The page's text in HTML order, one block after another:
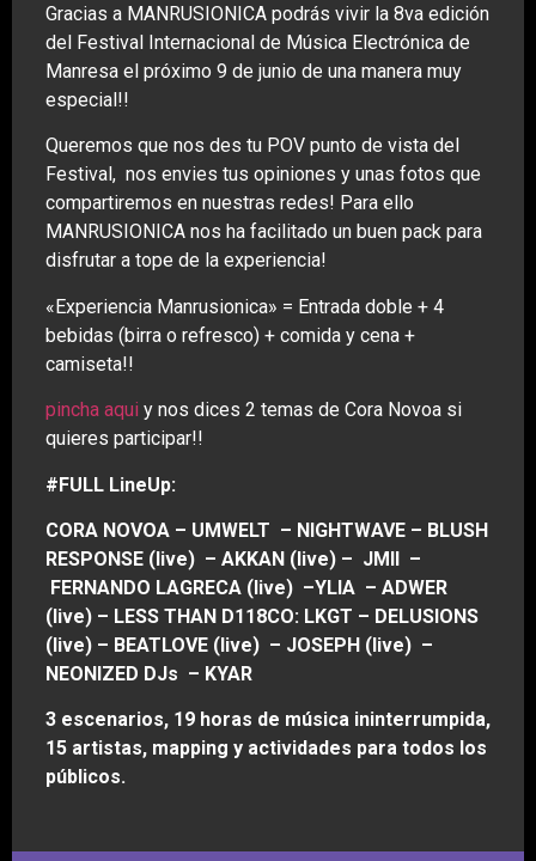
Gracias a MANRUSIONICA podrás vivir la 8va edición
del Festival Internacional de Música Electrónica de
Manresa el próximo 9 de junio de una manera muy
especial!!
Queremos que nos des tu POV punto de vista del
Festival, nos envies tus opiniones y unas fotos que
compartiremos en nuestras redes! Para ello
MANRUSIONICA nos ha facilitado un buen pack para
disfrutar a tope de la experiencia!
«Experiencia Manrusionica» = Entrada doble + 4
bebidas (birra o refresco) + comida y cena +
camiseta!!
pincha aqui y nos dices 2 temas de Cora Novoa si
quieres participar!!
#FULL LineUp:
CORA NOVOA – UMWELT – NIGHTWAVE – BLUSH
RESPONSE (live) – AKKAN (live) – JMII –
FERNANDO LAGRECA (live) –YLIA – ADWER
(live) – LESS THAN D118CO: LKGT – DELUSIONS
(live) – BEATLOVE (live) – JOSEPH (live) –
NEONIZED DJs – KYAR
3 escenarios, 19 horas de música ininterrumpida,
15 artistas, mapping y actividades para todos los
públicos.